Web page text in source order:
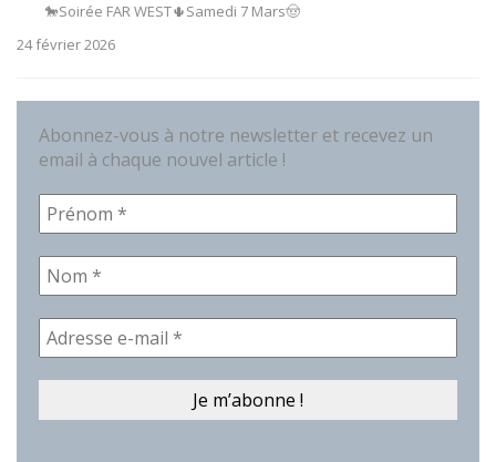
🐎Soirée FAR WEST🌵Samedi 7 Mars🤠
24 février 2026
Abonnez-vous à notre newsletter et recevez un
email à chaque nouvel article !